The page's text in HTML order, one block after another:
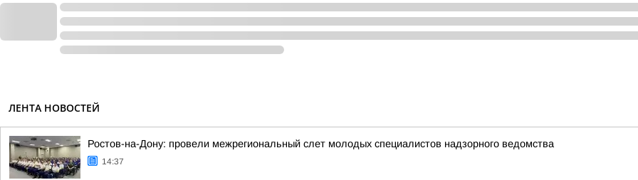
ЛЕНТА НОВОСТЕЙ
Ростов-на-Дону: провели межрегиональный слет молодых специалистов надзорного ведомства
14:37